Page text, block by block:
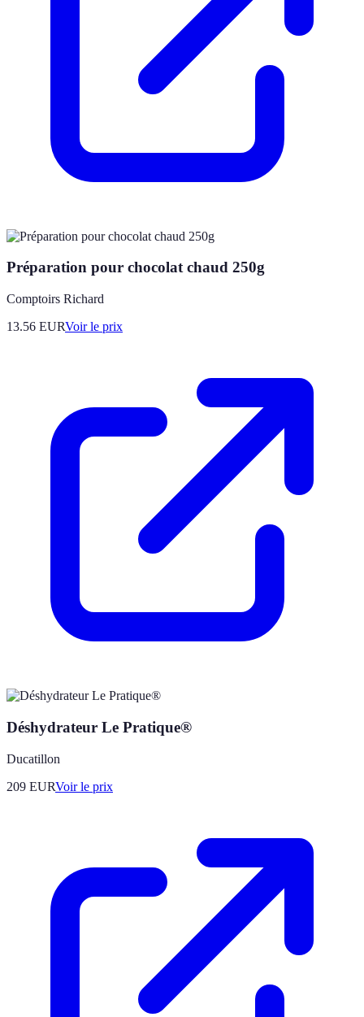
Préparation pour chocolat chaud 250g
Comptoirs Richard
13.56 EURVoir le prix
Déshydrateur Le Pratique®
Ducatillon
209 EURVoir le prix